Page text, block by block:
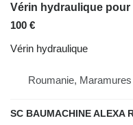
100 €
Vérin hydraulique
Roumanie, Maramures
SC BAUMACHINE ALEXA